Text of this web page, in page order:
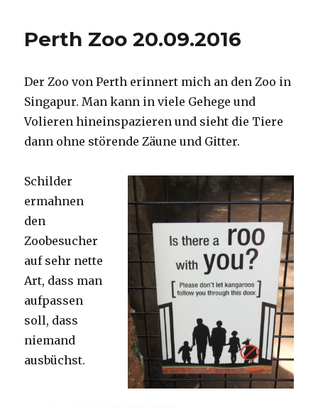
Perth
Perth Zoo 20.09.2016
Der Zoo von Perth erinnert mich an den Zoo in
Singapur. Man kann in viele Gehege und
Volieren hineinspazieren und sieht die Tiere
dann ohne störende Zäune und Gitter.
Schilder
ermahnen
den
Zoobesucher
auf sehr nette
Art, dass man
aufpassen
soll, dass
niemand
ausbüchst.